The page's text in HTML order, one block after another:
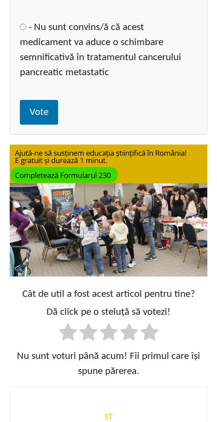
- Nu sunt convins/ă că acest
medicament va aduce o schimbare
semnificativă în tratamentul cancerului
pancreatic metastatic
Vote
Cât de util a fost acest articol pentru tine?
Dă click pe o steluță să votezi!
Nu sunt voturi până acum! Fii primul care își
spune părerea.
ST